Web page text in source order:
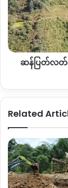
ပြန်လည်ဝင်ရောက်
တွင် တရုတ်နိုင်ငံသာ
မြန်မာနိုင်ငံသားမ
လဝက စားရင်းမ
ကိုရိုနာဗိုင်းရပ်စ်က
လည်း ဖျက်သိမ်း
ဆွေးနွေးပွဲများ
ထုတ်ပြန်ချက်မျာ
တရုတ်နိုင်ငံ ဝူဟန်မြို့
ကူးစက်ရောဂါသည်
၂ သိန်းကျော်ကို ကူ
ဆော့
လော်
မြို့နယ်
သို့
ပြည်ထောင်စု
အစိုးရဆန်ပြတ်လတ်
Related